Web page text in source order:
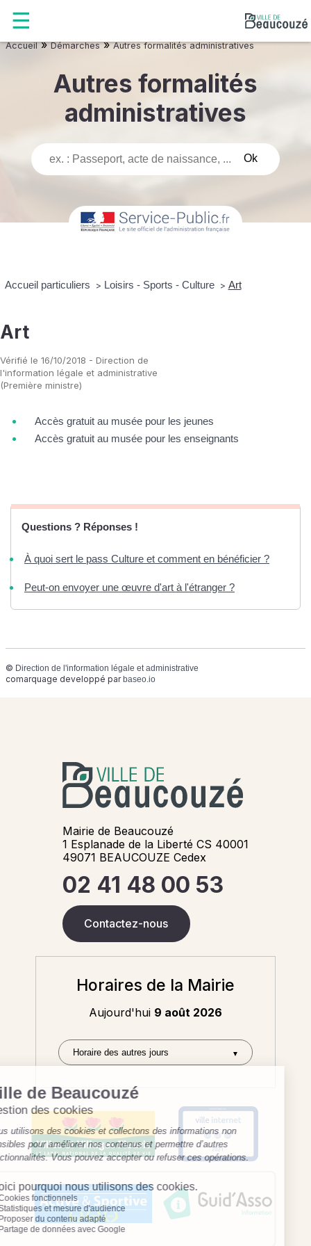
Accueil»Démarches»Autres formalités administratives
Autres formalités
administratives
Accueil particuliers > Loisirs - Sports - Culture > Art
Art
Vérifié le 16/10/2018 - Direction de
l'information légale et administrative
(Première ministre)
Accès gratuit au musée pour les jeunes
Accès gratuit au musée pour les enseignants
Questions ? Réponses !
À quoi sert le pass Culture et comment en bénéficier ?
Peut-on envoyer une œuvre d'art à l'étranger ?
© Direction de l'information légale et administrative
comarquage developpé par baseo.io
Mairie de Beaucouzé
1 Esplanade de la Liberté CS 40001
49071 BEAUCOUZE Cedex
02 41 48 00 53
Contactez-nous
Horaires de la Mairie
Aujourd'hui 9 août 2026